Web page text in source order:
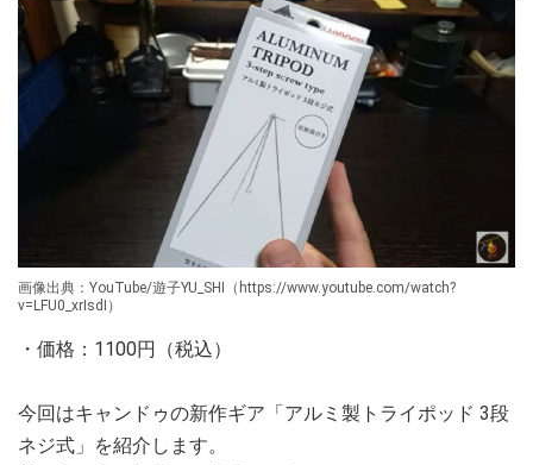
画像出典：YouTube/遊子YU_SHI（https://www.youtube.com/watch?
v=LFU0_xrIsdI）
・価格：1100円（税込）
今回はキャンドゥの新作ギア「アルミ製トライポッド 3段
ネジ式」を紹介します。